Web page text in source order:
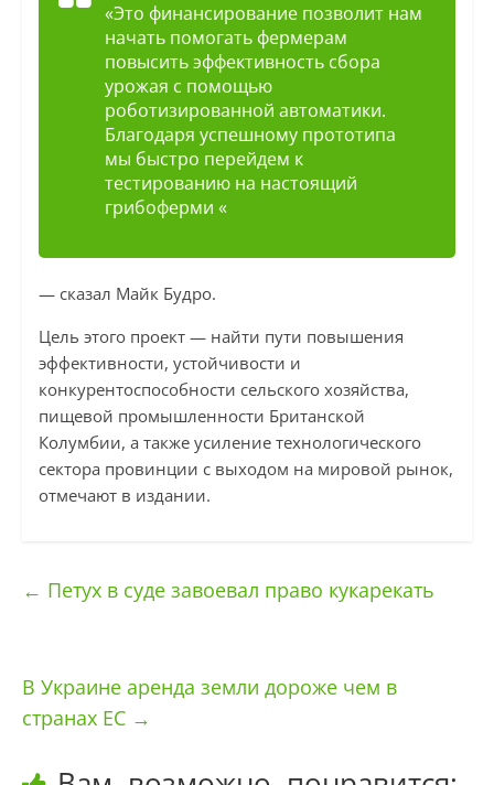
«Это финансирование позволит нам
начать помогать фермерам
повысить эффективность сбора
урожая с помощью
роботизированной автоматики.
Благодаря успешному прототипа
мы быстро перейдем к
тестированию на настоящий
грибоферми «
— сказал Майк Будро.
Цель этого проект — найти пути повышения
эффективности, устойчивости и
конкурентоспособности сельского хозяйства,
пищевой промышленности Британской
Колумбии, а также усиление технологического
сектора провинции с выходом на мировой рынок,
отмечают в издании.
← Петух в суде завоевал право кукарекать
В Украине аренда земли дороже чем в
странах ЕС →